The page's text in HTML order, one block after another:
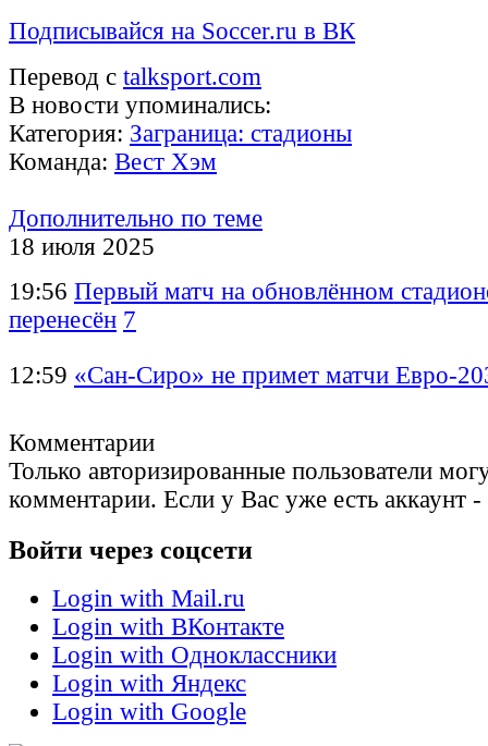
Подписывайся на Soccer.ru в ВК
Перевод с talksport.com
В новости упоминались:
Категория: Заграница: стадионы
Команда: Вест Хэм
Дополнительно по теме
18 июля 2025
19:56 Первый матч на обновлённом
перенесён 7
12:59 «Сан-Сиро» не примет матчи Евро-
Комментарии
Только авторизированные пользователи
комментарии. Если у Вас уже есть аккаунт -
Войти через соцсети
Login with Mail.ru
Login with ВКонтакте
Login with Одноклассники
Login with Яндекс
Login with Google